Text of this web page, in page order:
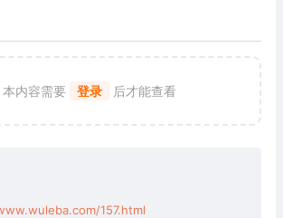
本内容需要 登录 后才能查看
157.html